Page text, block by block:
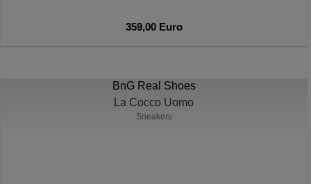
359,00 Euro
BnG Real Shoes
La Cocco Uomo
Sneakers